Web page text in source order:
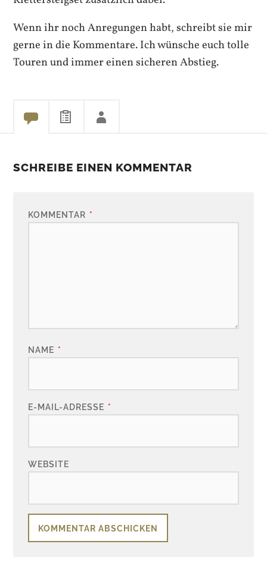
Wenn ihr noch Anregungen habt, schreibt sie mir
gerne in die Kommentare. Ich wünsche euch tolle
Touren und immer einen sicheren Abstieg.
SCHREIBE EINEN KOMMENTAR
KOMMENTAR *
NAME *
E-MAIL-ADRESSE *
WEBSITE